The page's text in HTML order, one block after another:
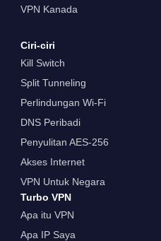
VPN Kanada
Ciri-ciri
Kill Switch
Split Tunneling
Perlindungan Wi-Fi
DNS Peribadi
Penyulitan AES-256
Akses Internet
VPN Untuk Negara
Turbo VPN
Apa itu VPN
Apa IP Saya